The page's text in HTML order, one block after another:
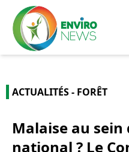
ACTUALITÉS - FORÊT
Malaise au
national ? Le